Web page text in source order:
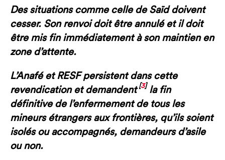
Des situations comme celle de Saïd doivent
cesser. Son renvoi doit être annulé et il doit
être mis fin immédiatement à son maintien en
zone d’attente.
L’Anafé et RESF persistent dans cette
revendication et demandent[3] la fin
définitive de l’enfermement de tous les
mineurs étrangers aux frontières, qu’ils soient
isolés ou accompagnés, demandeurs d’asile
ou non.